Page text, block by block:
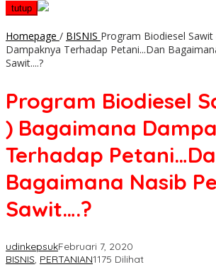
tutup
Homepage / BISNIS Program Biodiesel
Dampaknya Terhadap Petani...Dan
Sawit....?
Program Biodiesel
) Bagaimana
Terhadap
Bagaimana Nasib
Sawit….?
udinkepsukFebruari 7, 2020
BISNIS, PERTANIAN1175 Dilihat